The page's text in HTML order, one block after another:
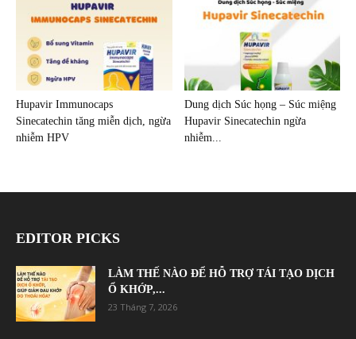
Hupavir Immunocaps
Sinecatechin tăng miễn dịch, ngừa
nhiễm HPV
Dung dịch Súc họng – Súc miệng
Hupavir Sinecatechin ngừa
nhiễm...
EDITOR PICKS
LÀM THẾ NÀO ĐỂ HỖ TRỢ TÁI TẠO DỊCH
Ổ KHỚP,...
23 Tháng 7, 2026